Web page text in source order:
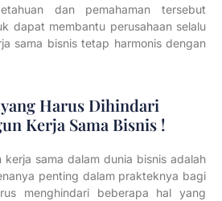
dan pemahaman tersebut
dapat membantu perusahaan selalu
sama bisnis tetap harmonis dengan
Harus Dihindari
Kerja Sama Bisnis !
kerja sama dalam dunia bisnis adalah
penting dalam prakteknya bagi
menghindari beberapa hal yang